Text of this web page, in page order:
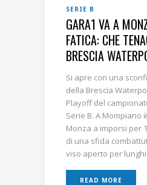
SERIE B
GARA1 VA A
FATICA: CHE
BRESCIA
Si apre con una
della Brescia
Playoff del
Serie B. A Mompiano
Monza a imporsi per
di una sfida
viso aperto per lunghi
READ MORE